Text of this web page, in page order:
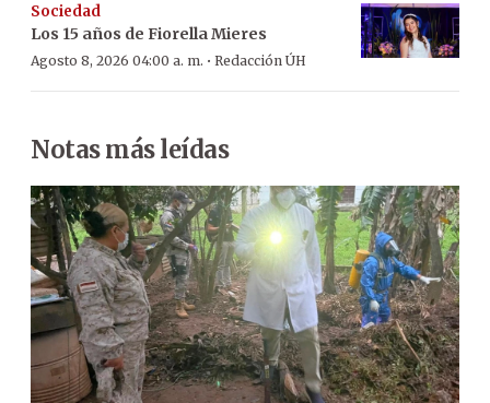
Sociedad
Los 15 años de Fiorella Mieres
Agosto 8, 2026 04:00 a. m. · Redacción ÚH
Notas más leídas